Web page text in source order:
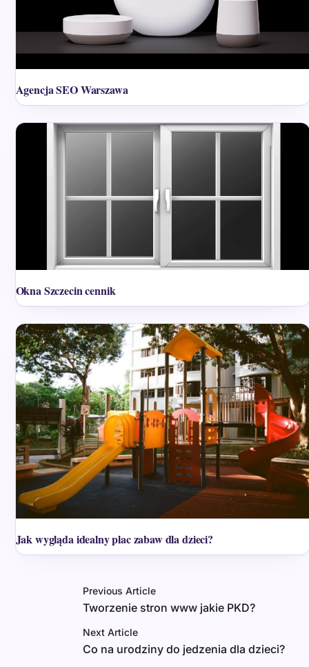
Agencja SEO Warszawa
Okna Szczecin cennik
Jak wygląda idealny plac zabaw dla dzieci?
Previous Article
Tworzenie stron www jakie PKD?
Next Article
Co na urodziny do jedzenia dla dzieci?